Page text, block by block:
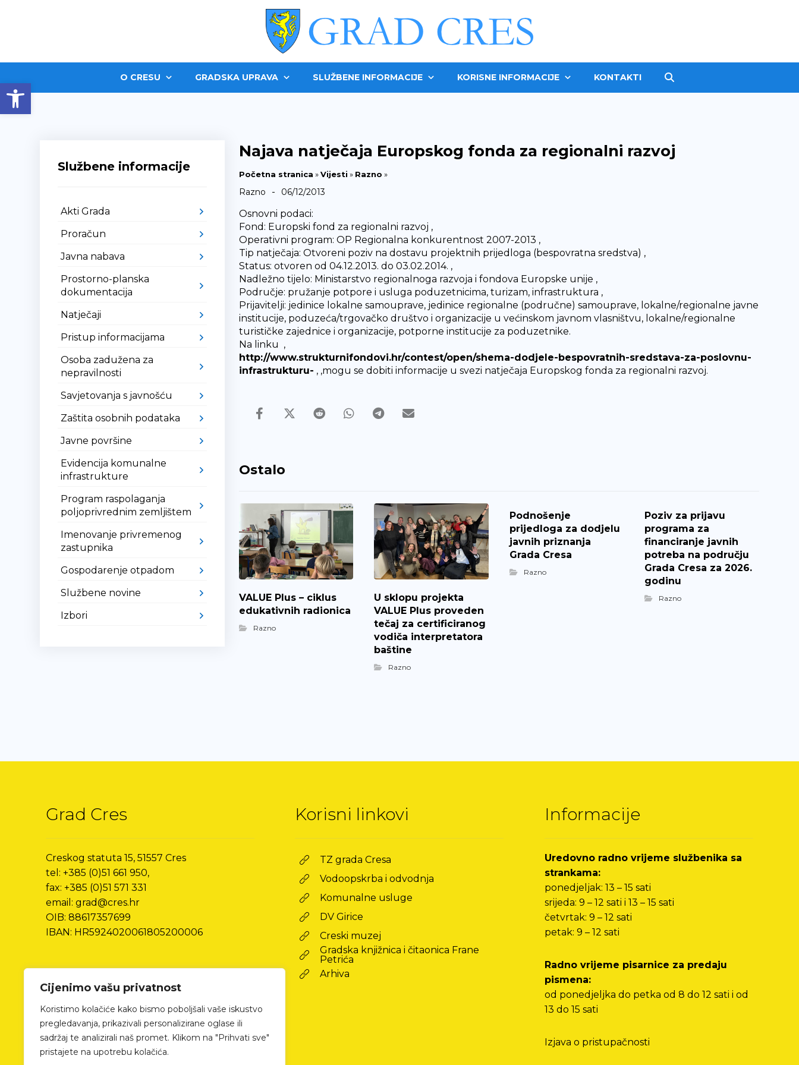
Open toolbar
Cijenimo vašu privatnost
Koristimo kolačiće kako bismo poboljšali vaše iskustvo
pregledavanja, prikazivali personalizirane oglase ili
sadržaj te analizirali naš promet. Klikom na "Prihvati sve"
pristajete na upotrebu kolačića.
O CRESU GRADSKA UPRAVA SLUŽBENE INFORMACIJE KORISNE INFORMACIJE KONTAKTI
Najava natječaja Europskog fonda za regionalni razvoj
Početna stranica »Vijesti » Razno »
Razno - 06/12/2013
Osnovni podaci:
Fond: Europski fond za regionalni razvoj ,
Operativni program: OP Regionalna konkurentnost 2007-2013 ,
Tip natječaja: Otvoreni poziv na dostavu projektnih prijedloga (bespovratna sredstva) ,
Status: otvoren od 04.12.2013. do 03.02.2014. ,
Nadležno tijelo: Ministarstvo regionalnoga razvoja i fondova Europske unije ,
Područje: pružanje potpore i usluga poduzetnicima, turizam, infrastruktura ,
Prijavitelji: jedinice lokalne samouprave, jedinice regionalne (područne) samouprave, lokalne/regionalne javne
institucije, poduzeća/trgovačko društvo i organizacije u većinskom javnom vlasništvu, lokalne/regionalne
turističke zajednice i organizacije, potporne institucije za poduzetnike.
Na linku ,
http://www.strukturnifondovi.hr/contest/open/shema-dodjele-bespovratnih-sredstava-za-poslovnu-
infrastrukturu- , ,mogu se dobiti informacije u svezi natječaja Europskog fonda za regionalni razvoj.
Ostalo
VALUE Plus – ciklus
edukativnih radionica
Razno
U sklopu projekta
VALUE Plus proveden
tečaj za certificiranog
vodiča interpretatora
baštine
Razno
Podnošenje
prijedloga za dodjelu
javnih priznanja
Grada Cresa
Razno
Poziv za prijavu
programa za
financiranje javnih
potreba na području
Grada Cresa za 2026.
godinu
Razno
Službene informacije
Akti Grada
Proračun
Javna nabava
Prostorno-planska
dokumentacija
Natječaji
Pristup informacijama
Osoba zadužena za
nepravilnosti
Savjetovanja s javnošću
Zaštita osobnih podataka
Javne površine
Evidencija komunalne
infrastrukture
Program raspolaganja
poljoprivrednim zemljištem
Imenovanje privremenog
zastupnika
Gospodarenje otpadom
Službene novine
Izbori
Grad Cres
Creskog statuta 15, 51557 Cres
tel: +385 (0)51 661 950,
fax: +385 (0)51 571 331
email: grad@cres.hr
OIB: 88617357699
IBAN: HR5924020061805200006
Korisni linkovi
TZ grada Cresa
Vodoopskrba i odvodnja
Komunalne usluge
DV Girice
Creski muzej
Gradska knjižnica i čitaonica Frane
Petrića
Arhiva
Informacije
Uredovno radno vrijeme službenika sa
strankama:
ponedjeljak: 13 – 15 sati
srijeda: 9 – 12 sati i 13 – 15 sati
četvrtak: 9 – 12 sati
petak: 9 – 12 sati
Radno vrijeme pisarnice za predaju
pismena:
od ponedjeljka do petka od 8 do 12 sati i od
13 do 15 sati
Izjava o pristupačnosti